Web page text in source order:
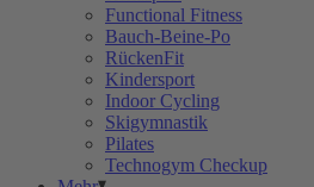
Functional Fitness
Bauch-Beine-Po
RückenFit
Kindersport
Indoor Cycling
Skigymnastik
Pilates
Technogym Checkup